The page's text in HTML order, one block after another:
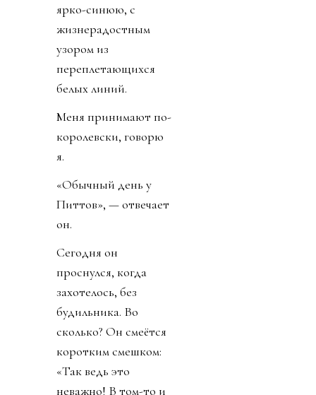
ярко-синюю, с
жизнерадостным
узором из
переплетающихся
белых линий.
Меня принимают по-
королевски, говорю
я.
«Обычный день у
Питтов», — отвечает
он.
Сегодня он
проснулся, когда
захотелось, без
будильника. Во
сколько? Он смеётся
коротким смешком:
«Так ведь это
неважно! В том-то и